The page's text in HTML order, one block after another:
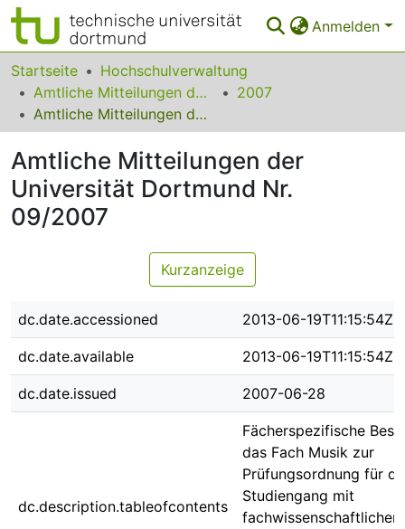
Anmelden
Bereiche & Sammlungen
Das gesamte Repositorium
FAQ
Leitlinien
Zurück zur Startseite
Startseite
Hochschulverwaltung
Amtliche Mitteilungen der Technischen Universität Dortmund
2007
Amtliche Mitteilungen der Universität Dortmund Nr. 09/2007
Amtliche Mitteilungen der
Universität Dortmund Nr.
09/2007
Kurzanzeige
dc.date.accessioned 2013-06-19T11:15:54Z
dc.date.available 2013-06-19T11:15:54Z
dc.date.issued 2007-06-28
dc.description.tableofcontents
Fächerspezifische
das Fach Musik zur
Prüfungsordnung für
Studiengang mit